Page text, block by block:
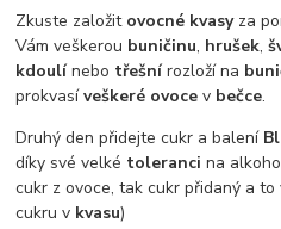
Zkuste založit ovocné kvasyza
Vám veškerou buničinu, hrušek,
kdoulínebo třešnírozloží na
prokvasíveškeré ovoce v bečce.
Druhý den přidejte cukr a balení
díky své velké tolerancina
cukr z ovoce, tak cukr přidaný a
cukru v kvasu)